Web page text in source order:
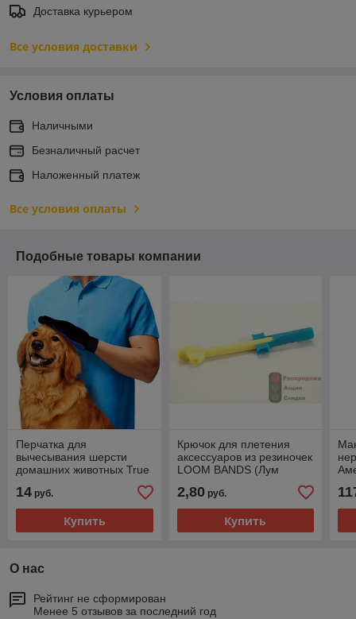
Доставка курьером
Все условия доставки
Условия оплаты
Наличными
Безналичный расчет
Наложенный платеж
Все условия оплаты
Подобные товары компании
Перчатка для
вычесывания шерсти
домашних животных True
6117)
14 руб.
Купить
Крючок для плетения
аксессуаров из резиночек
LOOM BANDS (Лум
2,80руб.
Купить
О нас
Рейтинг не сформирован
Менее 5 отзывов за последний год